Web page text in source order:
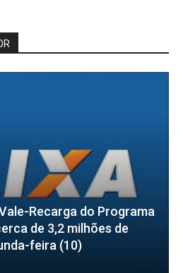
Recarga do Programa
de 3,2 milhões de
feira (10)